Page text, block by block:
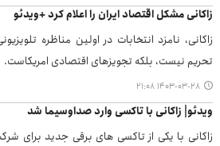
زاکانی مشکل اقتصاد ایران را اعلام کرد +ویدئو
زاکانی، نامزد انتخابات در اولین مناظره
تحریم نیست، بلکه تجویزهای اقتصادی امریکاست.
۱۴۰۳-۰۳-۲۸ ۲۱:۰۸
ویدئو| زاکانی با تاکسی وارد صداوسیما شد
زاکانی با یکی از تاکسی های برقی جدید برای